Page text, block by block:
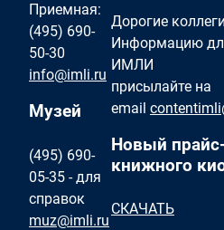
Приемная:
(495) 690-
50-30
info@imli.ru
Музей
(495) 690-
05-35 - для
справок
muz@imli.ru
Дорогие
Информацию
ИМЛИ
присылайте на
email
Новый
книжного
СКАЧАТЬ